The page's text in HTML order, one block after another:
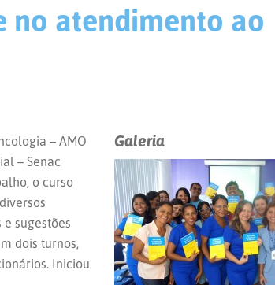
no atendimento ao
Galeria
– AMO
– Senac
o curso
sugestões
dois turnos,
Iniciou